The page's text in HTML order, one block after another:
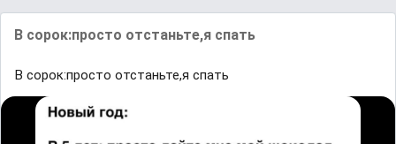
В сорок:просто отстаньте,я спать
В сорок:просто отстаньте,я спать